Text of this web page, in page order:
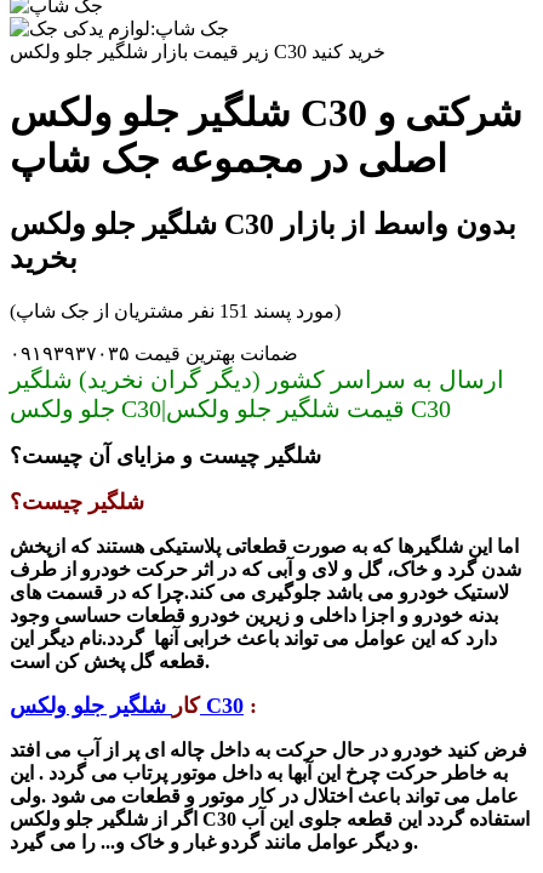
زیر قیمت بازار شلگیر جلو ولکس C30 خرید کنید
شلگیر جلو ولکس C30 شرکتی و
اصلی در مجموعه جک شاپ
شلگیر جلو ولکس C30 بدون واسط از بازار
بخرید
(مورد پسند 151 نفر مشتریان از جک شاپ)
ضمانت بهترین قیمت ۰۹۱۹۳۹۳۷۰۳۵
ارسال به سراسر کشور (دیگر گران نخرید) شلگیر
جلو ولکس C30|قیمت شلگیر جلو ولکس C30
شلگیر چیست و مزایای آن چیست؟
شلگیر چیست؟
اما این شلگیرها که به صورت قطعاتی پلاستیکی هستند که از پخش
شدن گرد و خاک، گل و لای و آبی که در اثر حرکت خودرو از طرف
لاستیک خودرو می باشد جلوگیری می کند.چرا که در قسمت های
بدنه خودرو و اجزا داخلی و زیرین خودرو قطعات حساسی وجود
دارد که این عوامل می تواند باعث خرابی آنها گردد.نام دیگر این
قطعهگل پخش کن است.
کارشلگیر جلو ولکس C30 :
فر ض کنید خودرو در حال حرکت به داخل چاله ای پر از آب می افتد
به خاطر حرکت چرخ این آبها به داخل موتور پرتاب می گردد . این
عامل می تواند باعث اختلال در کار موتور و قطعات می شود .ولی
اگر از شلگیر جلو ولکس C30 استفاده گردد این قطعه جلوی این آب
و دیگر عوامل مانند گردو غبار و خاک و... را می گیرد.